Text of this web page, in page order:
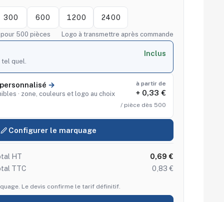
300 600 1200 2400
500 pièces Logo à transmettre après commande
tel quel.
Inclus
· zone, couleurs et logo au choix
à partir de
+ 0,33 €
/ pièce dès 500
Configurer le marquage
HT
0,69 €
TTC
0,83 €
Le devis confirme le tarif définitif.